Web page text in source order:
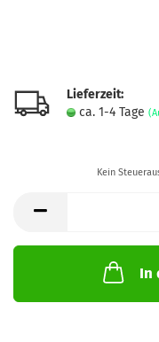
Lieferzeit:
ca. 1-4 Tage
Kein
In